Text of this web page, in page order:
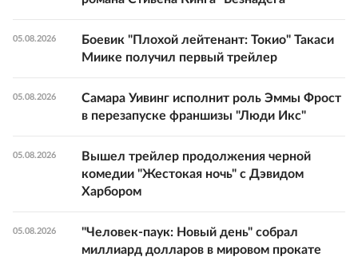
05.08.2026
Боевик "Плохой лейтенант: Токио" Такаси
Миике получил первый трейлер
05.08.2026
Самара Уивинг исполнит роль Эммы Фрост
в перезапуске франшизы "Люди Икс"
05.08.2026
Вышел трейлер продолжения черной
комедии "Жестокая ночь" с Дэвидом
Харбором
05.08.2026
"Человек-паук: Новый день" собрал
миллиард долларов в мировом прокате